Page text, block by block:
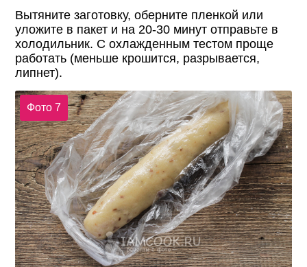
Вытяните заготовку, оберните пленкой или
уложите в пакет и на 20-30 минут отправьте в
холодильник. С охлажденным тестом проще
работать (меньше крошится, разрывается,
липнет).
Фото 7